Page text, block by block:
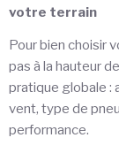
votre terrain
Pour bien choisir
pas à la hauteur
pratique globale :
vent, type de
performance.